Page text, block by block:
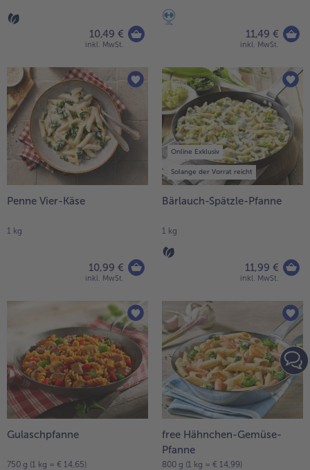
10,49 €
inkl. MwSt.
11,49 €
inkl. MwSt.
Penne Vier-Käse
1 kg
10,99 €
inkl. MwSt.
Online Exklusiv
Solange der Vorrat reicht
Bärlauch-Spätzle-Pfanne
1 kg
11,99 €
inkl. MwSt.
Gulaschpfanne
750 g (1 kg = € 14,65)
free Hähnchen-Gemüse-
Pfanne
800 g (1 kg = € 14,99)